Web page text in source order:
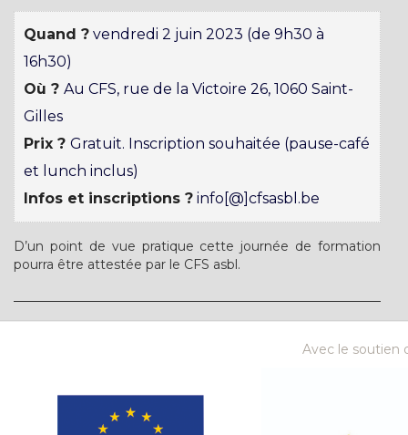
Quand ? vendredi 2 juin 2023 (de 9h30 à
16h30)
Où ? Au CFS, rue de la Victoire 26, 1060 Saint-
Gilles
Prix ? Gratuit. Inscription souhaitée (pause-café
et lunch inclus)
Infos et inscriptions ? info[@]cfsasbl.be
D’un point de vue pratique cette journée de formation
pourra être attestée par le CFS asbl.
Avec le soutien